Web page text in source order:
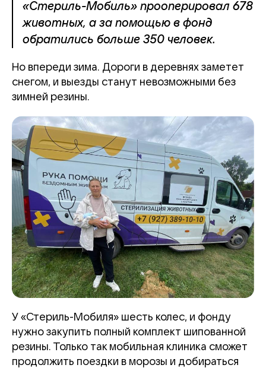
«Стериль-Мобиль» прооперировал 678
животных, а за помощью в фонд
обратились больше 350 человек.
Но впереди зима. Дороги в деревнях заметет
снегом, и выезды станут невозможными без
зимней резины.
У «Стериль-Мобиля» шесть колес, и фонду
нужно закупить полный комплект шипованной
резины. Только так мобильная клиника сможет
продолжить поездки в морозы и добираться